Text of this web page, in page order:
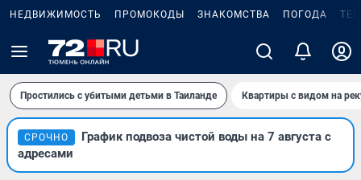
НЕДВИЖИМОСТЬ ПРОМОКОДЫ ЗНАКОМСТВА ПОГОДА
Простились с убитыми детьми в Таиланде Квартиры с видом на
СРОЧНО
График подвоза чистой воды на 7 августа с
адресами